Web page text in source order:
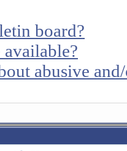
board?
abusive